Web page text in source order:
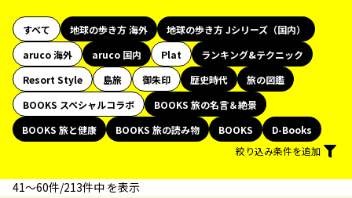
すべて 地球の歩き方 海外
地球の歩き方 Jシリーズ（国内）
aruco 海外
aruco 国内 Plat
ランキング&テクニック
Resort Style
島旅 御朱印 歴史時代
旅の図鑑
BOOKS スペシャルコラボ
BOOKS 旅の名言＆絶景
BOOKS 旅と健康
BOOKS 旅の読み物 BOOKS
D-Books
絞り込み条件を追加
41〜60件/213件中 を表示